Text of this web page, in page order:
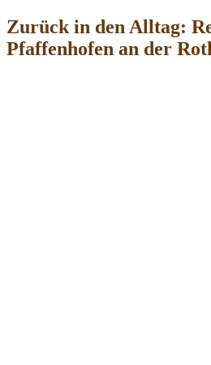
Zurück in den Alltag:
Pfaffenhofen an der